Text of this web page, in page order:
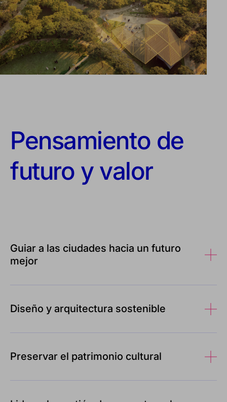
Pensamiento de
futuro y valor
Guiar a las ciudades hacia un futuro
mejor
Diseño y arquitectura sostenible
Preservar el patrimonio cultural